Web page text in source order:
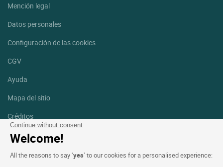
Continue without consent
Welcome!
All the reasons to say ‘yes’ to our cookies for a personalised experience:
Mención legal
Datos personales
Configuración de las cookies
CGV
Ayuda
Mapa del sitio
Créditos
fotografías
Facebook
Instagram